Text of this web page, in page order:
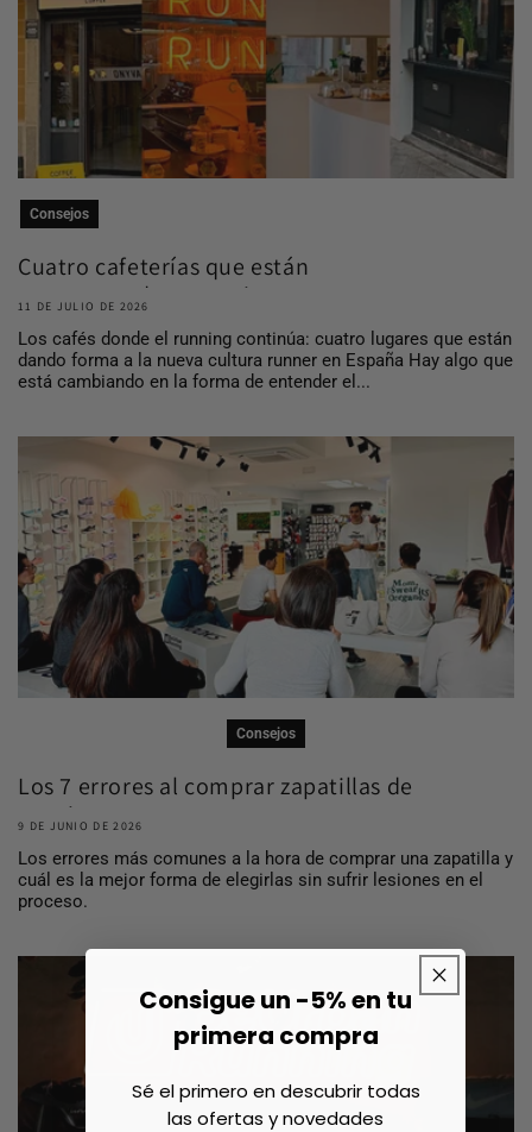
Consejos
Cuatro cafeterías que están
construyendo comuni...
11 DE JULIO DE 2026
Los cafés donde el running continúa: cuatro lugares que están
dando forma a la nueva cultura runner en España Hay algo que
está cambiando en la forma de entender el...
Consejos
Los 7 errores al comprar zapatillas de
running ...
9 DE JUNIO DE 2026
Los errores más comunes a la hora de comprar una zapatilla y
cuál es la mejor forma de elegirlas sin sufrir lesiones en el
proceso.
Consigue un -5% en tu
primera compra
Sé el primero en descubrir todas
las ofertas y novedades